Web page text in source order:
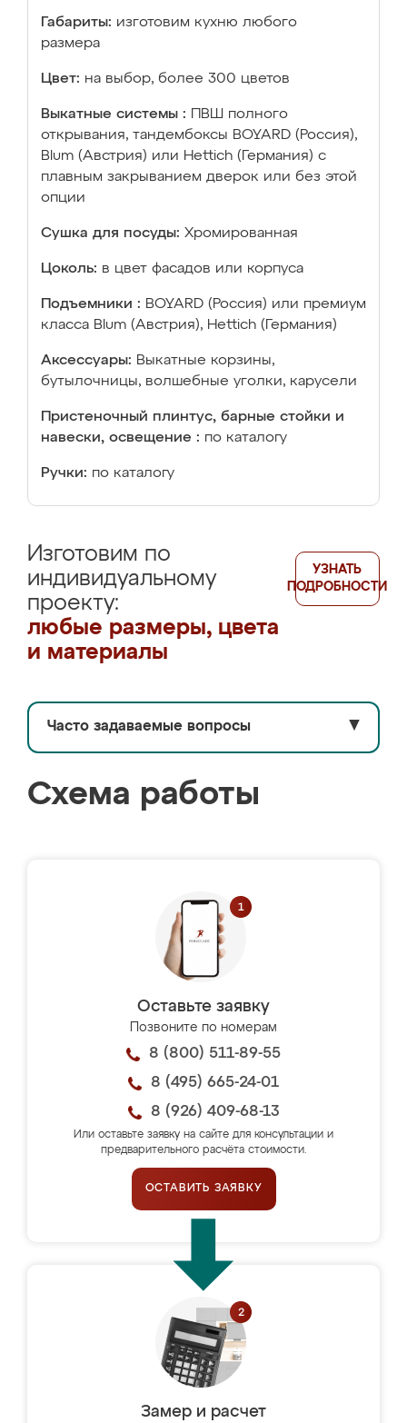
Габариты: изготовим кухню любого
размера
Цвет: на выбор, более 300 цветов
Выкатные системы :
ПВШ полного
открывания, тандембоксы BOYARD (Россия),
Blum (Австрия) или Hettich (Германия) с
плавным закрыванием дверок или без этой
опции
Сушка для посуды: Хромированная
Цоколь: в цвет фасадов или корпуса
Подъемники : BOYARD (Россия) или премиум
класса Blum (Австрия), Hettich (Германия)
Аксессуары: Выкатные корзины,
бутылочницы, волшебные уголки, карусели
Пристеночный плинтус, барные стойки и
навески, освещение : по каталогу
Ручки: по каталогу
Изготовим по
индивидуальному
проекту:
любые размеры, цвета
и материалы
УЗНАТЬ
ПОДРОБНОСТИ
Часто задаваемые вопросы ▼
Схема работы
Оставьте заявку
Позвоните по номерам
8 (800) 511-89-55
8 (495) 665-24-01
8 (926) 409-68-13
Или оставьте заявку на сайте для консультации и
предварительного расчёта стоимости.
ОСТАВИТЬ ЗАЯВКУ
Замер и расчет